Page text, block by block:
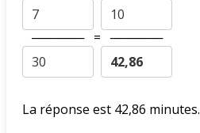
────── = ──────
La réponse est 42,86 minutes.